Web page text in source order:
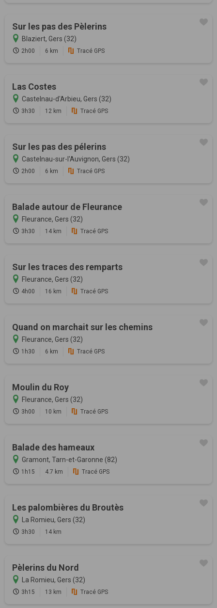
Sur les pas des Pèlerins
Blaziert, Gers (32)
2h00 6 km Tracé GPS
Las Costes
Castelnau-d'Arbieu, Gers (32)
3h30 12 km Tracé GPS
Sur les pas des pélerins
Castelnau-sur-l'Auvignon, Gers (32)
2h00 6 km Tracé GPS
Balade autour de Fleurance
Fleurance, Gers (32)
3h30 14 km Tracé GPS
Sur les traces des remparts
Fleurance, Gers (32)
4h00 16 km Tracé GPS
Quand on marchait sur les chemins
Fleurance, Gers (32)
1h30 6 km Tracé GPS
Moulin du Roy
Fleurance, Gers (32)
3h00 10 km Tracé GPS
Balade des hameaux
Gramont, Tarn-et-Garonne (82)
1h15 4.7 km Tracé GPS
Les palombières du Broutès
La Romieu, Gers (32)
3h30 14 km
Pèlerins du Nord
La Romieu, Gers (32)
3h15 13 km Tracé GPS